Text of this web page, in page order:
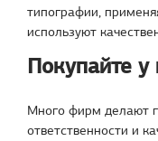
типографии,
используют
Покупайте у
Много фирм делают
ответственности и